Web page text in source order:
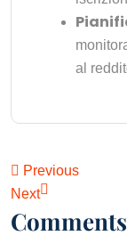
al
Previous
Next